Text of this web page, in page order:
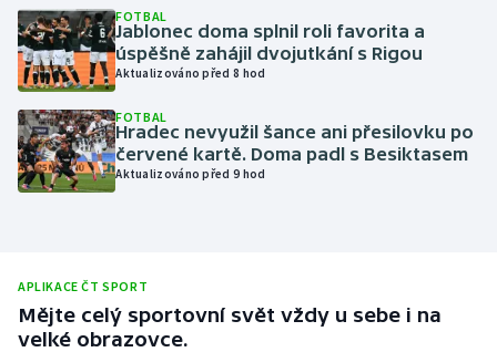
Olympijské hry
Parasport
Plavání
Plážový volejbal
FOTBAL
Jablonec doma splnil roli favorita a
úspěšně zahájil dvojutkání s Rigou
Aktualizováno před 8 hod
FOTBAL
Hradec nevyužil šance ani přesilovku po
červené kartě. Doma padl s Besiktasem
Aktualizováno před 9 hod
APLIKACE ČT SPORT
Mějte celý sportovní svět vždy u sebe i na
velké obrazovce.